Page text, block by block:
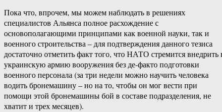
Пока что, впрочем, мы можем наблюдать в решениях
специалистов Альянса полное расхождение с
основополагающими принципами как военной науки, так и
военного строительства – для подтверждения данного тезиса
достаточно отметить факт того, что НАТО стремится внедрить
украинскую армию вооружения без де-факто подготовки
военного персонала (за три недели можно научить человека
водить бронемашину – но на то, чтобы он мог вести при
помощи этой бронемашины бой в составе подразделения, не
хватит и трех месяцев).